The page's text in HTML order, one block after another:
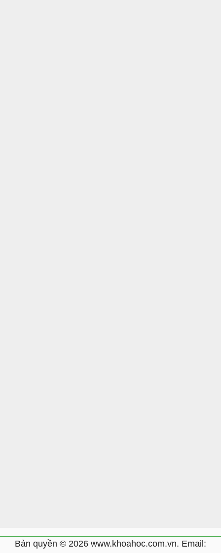
Bản quyền © 2026 www.khoahoc.com.vn. Email: